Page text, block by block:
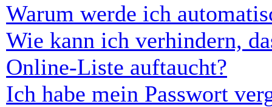
Warum werde ich
Wie kann ich verhindern,
Online-Liste auftaucht?
Ich habe mein Passwort